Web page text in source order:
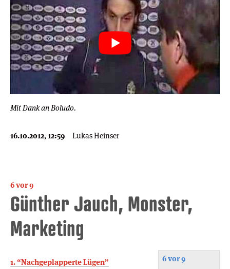
Mit Dank an Boludo.
16.10.2012, 12:59 Lukas Heinser
6 vor 9
Günther Jauch, Monster,
Marketing
6 vor 9
1. “Nachgeplapperte Lügen”